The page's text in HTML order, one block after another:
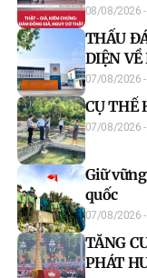
08/08/2026
THẤU
DIỆN
CỬ TẠI
QUANG
07/08/2026
CỤ THỂ
07/08/2026
Giữ
quốc
07/08/2026
TĂNG
PHÁT